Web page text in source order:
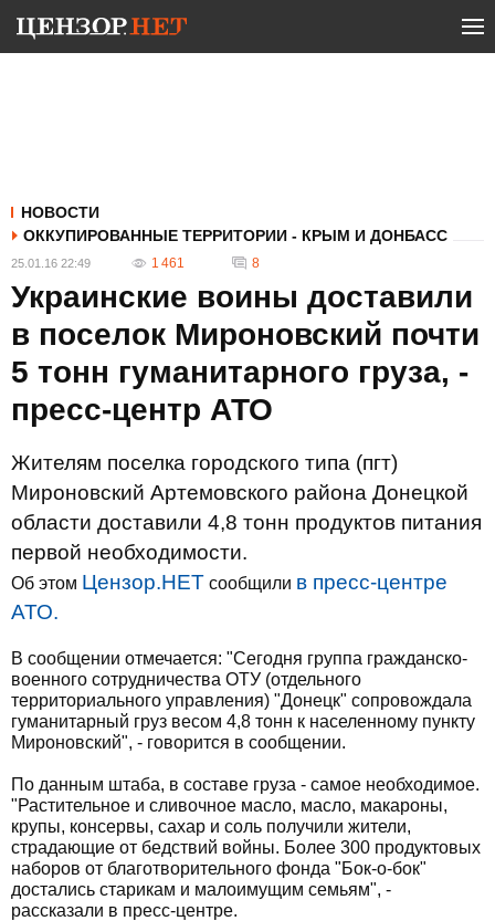
НОВОСТИ
ОККУПИРОВАННЫЕ ТЕРРИТОРИИ - КРЫМ И ДОНБАСС
25.01.16 22:49 1 461 8
Украинские воины доставили
в поселок Мироновский почти
5 тонн гуманитарного груза, -
пресс-центр АТО
Жителям поселка городского типа (пгт)
Мироновский Артемовского района Донецкой
области доставили 4,8 тонн продуктов питания
первой необходимости.
Об этом Цензор.НЕТ сообщили в пресс-центре
АТО.
В сообщении отмечается: "Сегодня группа гражданско-
военного сотрудничества ОТУ (отдельного
территориального управления) "Донецк" сопровождала
гуманитарный груз весом 4,8 тонн к населенному пункту
Мироновский", - говорится в сообщении.
По данным штаба, в составе груза - самое необходимое.
"Растительное и сливочное масло, масло, макароны,
крупы, консервы, сахар и соль получили жители,
страдающие от бедствий войны. Более 300 продуктовых
наборов от благотворительного фонда "Бок-о-бок"
достались старикам и малоимущим семьям", -
рассказали в пресс-центре.